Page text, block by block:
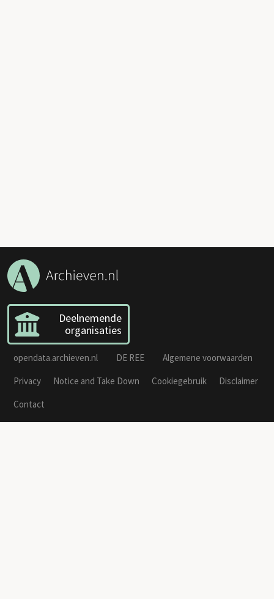
Deelnemende
organisaties
opendata.archieven.nl DE REE
Algemene voorwaarden
Privacy
Notice and Take Down Cookiegebruik
Disclaimer
Contact